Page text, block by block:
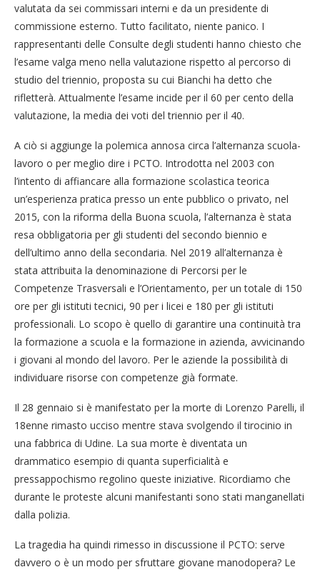
valutata da sei commissari interni e da un presidente di
commissione esterno. Tutto facilitato, niente panico. I
rappresentanti delle Consulte degli studenti hanno chiesto che
l’esame valga meno nella valutazione rispetto al percorso di
studio del triennio, proposta su cui Bianchi ha detto che
rifletterà. Attualmente l’esame incide per il 60 per cento della
valutazione, la media dei voti del triennio per il 40.
A ciò si aggiunge la polemica annosa circa l’alternanza scuola-
lavoro o per meglio dire i PCTO. Introdotta nel 2003 con
l’intento di affiancare alla formazione scolastica teorica
un’esperienza pratica presso un ente pubblico o privato, nel
2015, con la riforma della Buona scuola, l’alternanza è stata
resa obbligatoria per gli studenti del secondo biennio e
dell’ultimo anno della secondaria. Nel 2019 all’alternanza è
stata attribuita la denominazione di Percorsi per le
Competenze Trasversali e l’Orientamento, per un totale di 150
ore per gli istituti tecnici, 90 per i licei e 180 per gli istituti
professionali. Lo scopo è quello di garantire una continuità tra
la formazione a scuola e la formazione in azienda, avvicinando
i giovani al mondo del lavoro. Per le aziende la possibilità di
individuare risorse con competenze già formate.
Il 28 gennaio si è manifestato per la morte di Lorenzo Parelli, il
18enne rimasto ucciso mentre stava svolgendo il tirocinio in
una fabbrica di Udine. La sua morte è diventata un
drammatico esempio di quanta superficialità e
pressappochismo regolino queste iniziative. Ricordiamo che
durante le proteste alcuni manifestanti sono stati manganellati
dalla polizia.
La tragedia ha quindi rimesso in discussione il PCTO: serve
davvero o è un modo per sfruttare giovane manodopera? Le